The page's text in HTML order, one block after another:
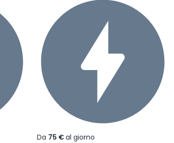
Da 75 €al giorno